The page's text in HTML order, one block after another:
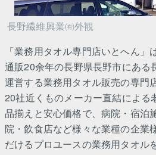
長野繊維興業㈲外観
「業務用タオル専門店いとへん」
通販20余年の長野県長野市にある
運営する業務用タオル販売の専門
20社近くものメーカー直結による
品揃えと安心価格で、病院・宿泊
院・飲食店など様々な業種の企業
だけるプロユースの業務用タオル